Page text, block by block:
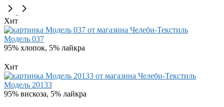
Хит
Модель 037
95% хлопок, 5% лайкра
Хит
Модель 20133
95% вискоза, 5% лайкра